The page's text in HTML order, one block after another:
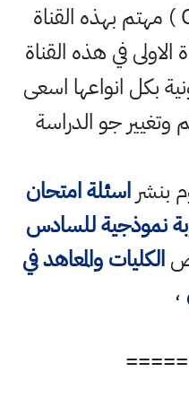
( احمد مهدي Gaming ) مهتم بهذه القناة
في هذه القناة
بكل انواعها اسعى
جو الدراسة
بنشراسئلة امتحان
نموذجية للسادس
الكليات والمعاهد في
،